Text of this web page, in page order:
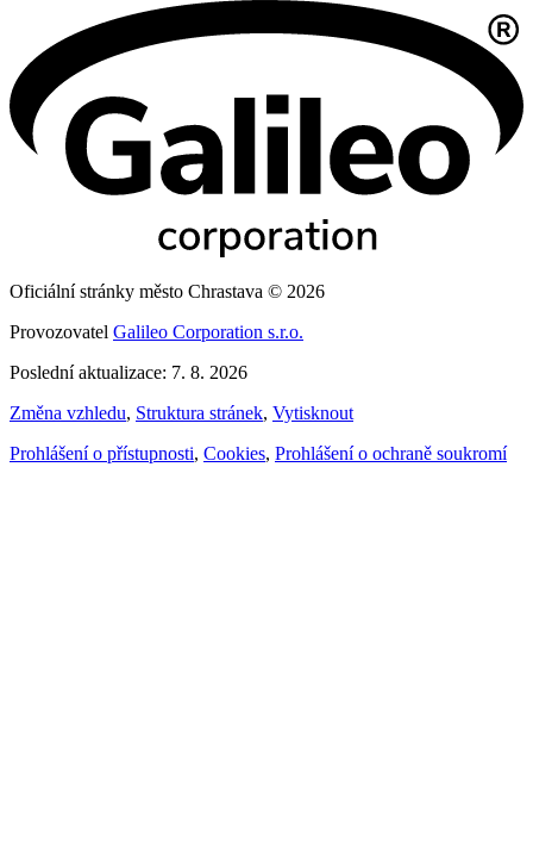
Oficiální stránky město Chrastava © 2026
Provozovatel Galileo Corporation s.r.o.
Poslední aktualizace: 7. 8. 2026
Změna vzhledu, Struktura stránek, Vytisknout
Prohlášení o přístupnosti, Cookies, Prohlášení o ochraně soukromí